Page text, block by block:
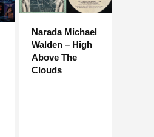
Narada Michael
Walden – High
Above The
Clouds